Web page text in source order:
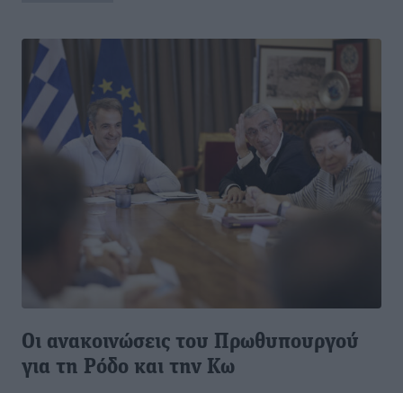
Οι ανακοινώσεις του Πρωθυπουργού
για τη Ρόδο και την Κω